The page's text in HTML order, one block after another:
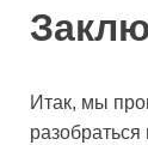
Итак, мы